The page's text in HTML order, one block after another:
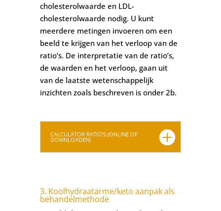
cholesterolwaarde en LDL-
cholesterolwaarde nodig. U kunt
meerdere metingen invoeren om een
beeld te krijgen van het verloop van de
ratio’s. De interpretatie van de ratio’s,
de waarden en het verloop, gaan uit
van de laatste wetenschappelijk
inzichten zoals beschreven is onder 2b.
CALCULATOR RATIO'S (ONLINE OF
DOWNLOADEN)
3. Koolhydraatarme/keto aanpak als
behandelmethode